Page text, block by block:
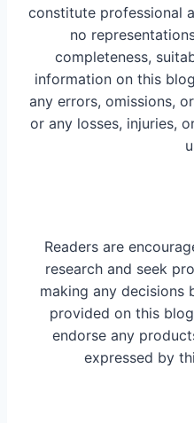
constitute professional
no
completeness,
information on this
any errors, omissions,
or any losses, injuries,
Readers are
research and seek
making any decisions
provided on this
endorse any
expressed by